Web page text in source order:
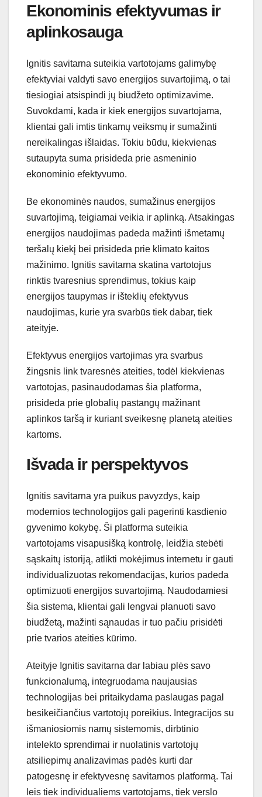
Ekonominis efektyvumas ir
aplinkosauga
Ignitis savitarna suteikia vartotojams galimybę
efektyviai valdyti savo energijos suvartojimą, o tai
tiesiogiai atsispindi jų biudžeto optimizavime.
Suvokdami, kada ir kiek energijos suvartojama,
klientai gali imtis tinkamų veiksmų ir sumažinti
nereikalingas išlaidas. Tokiu būdu, kiekvienas
sutaupyta suma prisideda prie asmeninio
ekonominio efektyvumo.
Be ekonominės naudos, sumažinus energijos
suvartojimą, teigiamai veikia ir aplinką. Atsakingas
energijos naudojimas padeda mažinti išmetamų
teršalų kiekį bei prisideda prie klimato kaitos
mažinimo. Ignitis savitarna skatina vartotojus
rinktis tvaresnius sprendimus, tokius kaip
energijos taupymas ir išteklių efektyvus
naudojimas, kurie yra svarbūs tiek dabar, tiek
ateityje.
Efektyvus energijos vartojimas yra svarbus
žingsnis link tvaresnės ateities, todėl kiekvienas
vartotojas, pasinaudodamas šia platforma,
prisideda prie globalių pastangų mažinant
aplinkos taršą ir kuriant sveikesnę planetą ateities
kartoms.
Išvada ir perspektyvos
Ignitis savitarna yra puikus pavyzdys, kaip
modernios technologijos gali pagerinti kasdienio
gyvenimo kokybę. Ši platforma suteikia
vartotojams visapusišką kontrolę, leidžia stebėti
sąskaitų istoriją, atlikti mokėjimus internetu ir gauti
individualizuotas rekomendacijas, kurios padeda
optimizuoti energijos suvartojimą. Naudodamiesi
šia sistema, klientai gali lengvai planuoti savo
biudžetą, mažinti sąnaudas ir tuo pačiu prisidėti
prie tvarios ateities kūrimo.
Ateityje Ignitis savitarna dar labiau plės savo
funkcionalumą, integruodama naujausias
technologijas bei pritaikydama paslaugas pagal
besikeičiančius vartotojų poreikius. Integracijos su
išmaniosiomis namų sistemomis, dirbtinio
intelekto sprendimai ir nuolatinis vartotojų
atsiliepimų analizavimas padės kurti dar
patogesnę ir efektyvesnę savitarnos platformą. Tai
leis tiek individualiems vartotojams, tiek verslo